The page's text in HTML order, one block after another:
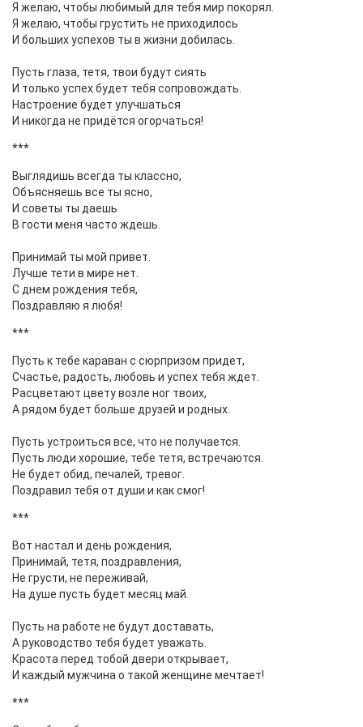
Я желаю, чтобы любимый для тебя мир покорял.
Я желаю, чтобы грустить не приходилось
И больших успехов ты в жизни добилась.
Пусть глаза, тетя, твои будут сиять
И только успех будет тебя сопровождать.
Настроение будет улучшаться
И никогда не придётся огорчаться!
***
Выглядишь всегда ты классно,
Объясняешь все ты ясно,
И советы ты даешь
В гости меня часто ждешь.
Принимай ты мой привет.
Лучше тети в мире нет.
С днем рождения тебя,
Поздравляю я любя!
***
Пусть к тебе караван с сюрпризом придет,
Счастье, радость, любовь и успех тебя ждет.
Расцветают цвету возле ног твоих,
А рядом будет больше друзей и родных.
Пусть устроиться все, что не получается.
Пусть люди хорошие, тебе тетя, встречаются.
Не будет обид, печалей, тревог.
Поздравил тебя от души и как смог!
***
Вот настал и день рождения,
Принимай, тетя, поздравления,
Не грусти, не переживай,
На душе пусть будет месяц май.
Пусть на работе не будут доставать,
А руководство тебя будет уважать.
Красота перед тобой двери открывает,
И каждый мужчина о такой женщине мечтает!
***